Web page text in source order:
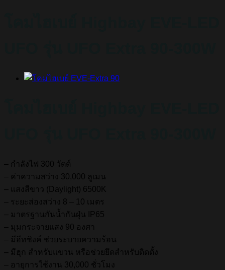
– กำลังไฟ 300 วัตต์
– ค่าความสว่าง 30,000 ลูเมน
– แสงสีขาว (Daylight) 6500K
– ระยะส่องสว่าง 8 – 10 เมตร
– มาตรฐานกันน้ำกันฝุ่น IP65
– มุมกระจายแสง 90 องศา
– มีฮีทซิงค์ ช่วยระบายความร้อน
– มีฮุก สำหรับแขวน หรือช่วยยึดสำหรับติดตั้ง
– อายุการใช้งาน 30,000 ชั่วโมง